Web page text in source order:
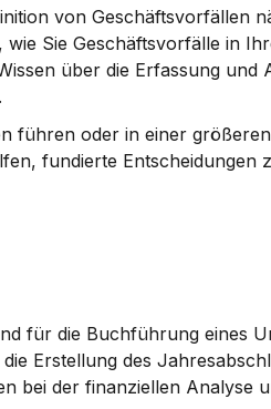
von Geschäftsvorfällen
Sie Geschäftsvorfälle in
über die Erfassung
führen oder in einer
fundierte Entscheidungen
für die Buchführung eines
Erstellung des
bei der finanziellen Analyse